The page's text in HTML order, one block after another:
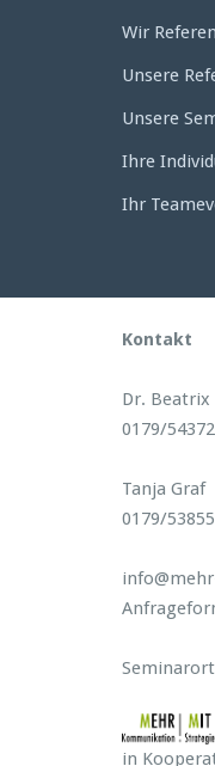
Wir
Unsere
Unsere
Ihre
Ihr
Kontakt
Dr.
0179/
Tanja Graf
0179/
in